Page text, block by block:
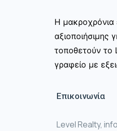
Η μακροχρόνια
αξιοποιήσιμης
τοποθετούν το
γραφείο με
Επικοινωνία
Level Realty,